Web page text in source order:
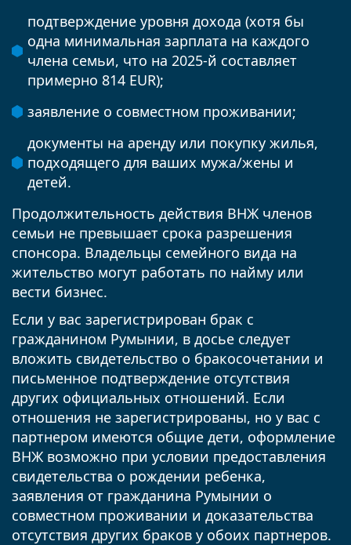
подтверждение уровня дохода (хотя бы
одна минимальная зарплата на каждого
члена семьи, что на 2025-й составляет
примерно 814 EUR);
заявление о совместном проживании;
документы на аренду или покупку жилья,
подходящего для ваших мужа/жены и
детей.
Продолжительность действия ВНЖ членов
семьи не превышает срока разрешения
спонсора. Владельцы семейного вида на
жительство могут работать по найму или
вести бизнес.
Если у вас зарегистрирован брак с
гражданином Румынии, в досье следует
вложить свидетельство о бракосочетании и
письменное подтверждение отсутствия
других официальных отношений. Если
отношения не зарегистрированы, но у вас с
партнером имеются общие дети, оформление
ВНЖ возможно при условии предоставления
свидетельства о рождении ребенка,
заявления от гражданина Румынии о
совместном проживании и доказательства
отсутствия других браков у обоих партнеров.